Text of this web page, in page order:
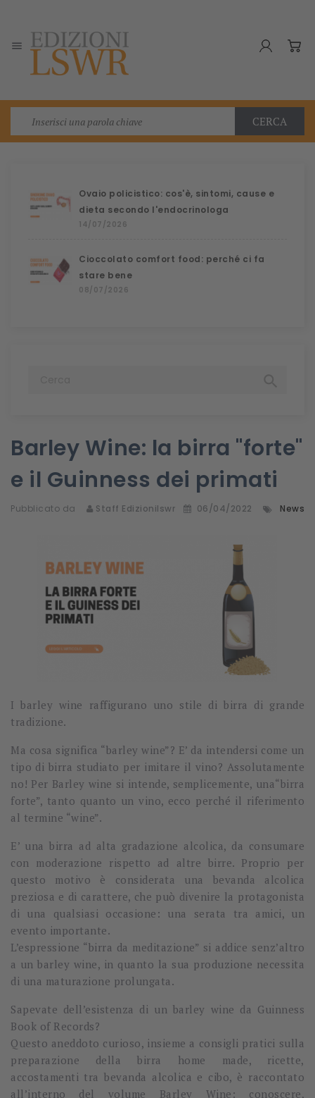

CERCA
Ovaio policistico: cos'è, sintomi, cause e
dieta secondo l'endocrinologa
14/07/2026
Cioccolato comfort food: perché ci fa
stare bene
08/07/2026
Barley Wine: la birra "forte"
e il Guinness dei primati
Pubblicato da Staff Edizionilswr 06/04/2022 News
Ibarley wine raffigurano uno stile di birra di grande
tradizione.
Ma cosa significa “barley wine”? E’ da intendersi come un
tipo di birra studiato per imitare il vino? Assolutamente
no! Per Barley wine si intende, semplicemente, una“birra
forte”, tanto quanto un vino, ecco perché il riferimento
al termine “wine”.
E’ una birra ad alta gradazione alcolica, da consumare
con moderazione rispetto ad altre birre. Proprio per
questo motivo è considerata una bevanda alcolica
preziosa e di carattere, che può divenire la protagonista
di una qualsiasi occasione: una serata tra amici, un
evento importante.
L’espressione “birra da meditazione” si addice senz’altro
a un barley wine, in quanto la sua produzione necessita
di una maturazione prolungata.
Sapevate dell’esistenza di un barley wine da Guinness
Book of Records?
Questo aneddoto curioso, insieme a consigli pratici sulla
preparazione della birra home made, ricette,
accostamenti tra bevanda alcolica e cibo, è raccontato
all’interno del volume Barley Wine: conoscere,